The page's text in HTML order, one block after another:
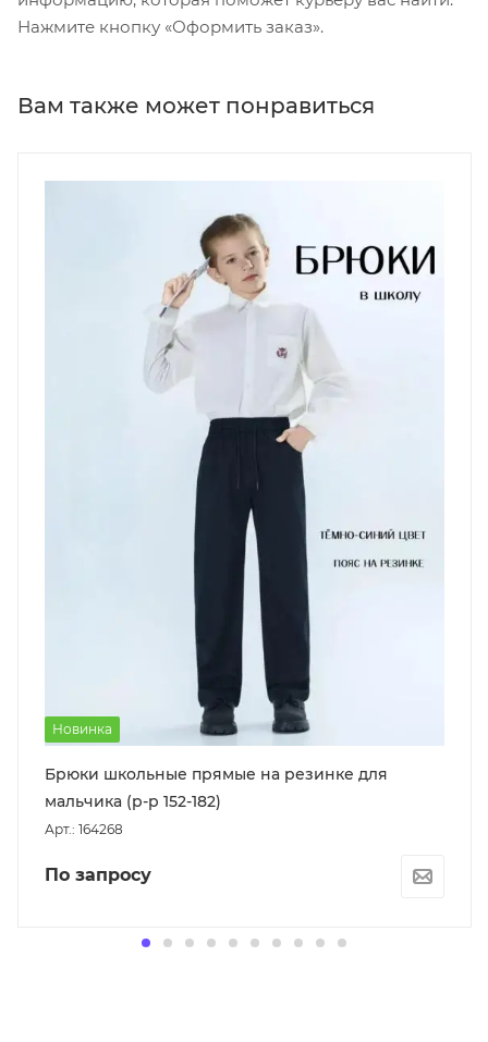
Нажмите кнопку «Оформить заказ».
Вам также может понравиться
Новинка
Брюки школьные прямые на резинке для
мальчика (р-р 152-182)
Арт.: 164268
По запросу